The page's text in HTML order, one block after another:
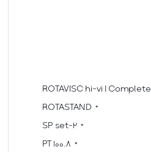
ROTAVISC hi-vi I Complete
ROTASTAND
SP set-2
PT 100.8